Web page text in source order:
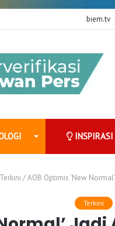
biem.tv
INSPIRASI
Terkini /AOB Optimis ‘New
Terkini